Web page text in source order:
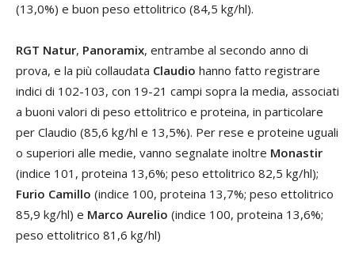
(13,0%) e buon peso ettolitrico (84,5 kg/hl).
RGT Natur, Panoramix, entrambe al secondo anno di
prova, e la più collaudata Claudio hanno fatto registrare
indici di 102-103, con 19-21 campi sopra la media, associati
a buoni valori di peso ettolitrico e proteina, in particolare
per Claudio (85,6 kg/hl e 13,5%). Per rese e proteine uguali
o superiori alle medie, vanno segnalate inoltre Monastir
(indice 101, proteina 13,6%; peso ettolitrico 82,5 kg/hl);
Furio Camillo (indice 100, proteina 13,7%; peso ettolitrico
85,9 kg/hl) e Marco Aurelio (indice 100, proteina 13,6%;
peso ettolitrico 81,6 kg/hl)